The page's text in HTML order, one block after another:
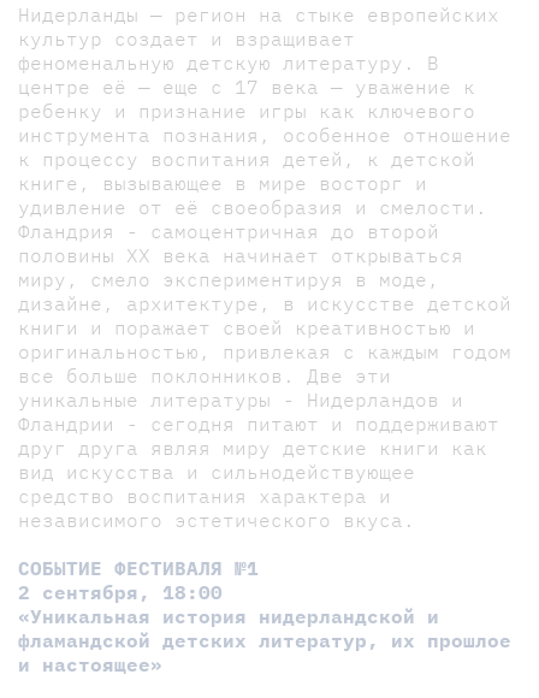
Нидерланды — регион на стыке европейских
культур создает и взращивает
феноменальную детскую литературу. В
центре её — еще с 17 века — уважение к
ребенку и признание игры как ключевого
инструмента познания, особенное отношение
к процессу воспитания детей, к детской
книге, вызывающее в мире восторг и
удивление от её своеобразия и смелости.
Фландрия - самоцентричная до второй
половины ХХ века начинает открываться
миру, смело экспериментируя в моде,
дизайне, архитектуре, в искусстве детской
книги и поражает своей креативностью и
оригинальностью, привлекая с каждым годом
все больше поклонников. Две эти
уникальные литературы - Нидерландов и
Фландрии - сегодня питают и поддерживают
друг друга являя миру детские книги как
вид искусства и сильнодействующее
средство воспитания характера и
независимого эстетического вкуса.
СОБЫТИЕ ФЕСТИВАЛЯ №1
2 сентября, 18:00
«Уникальная история нидерландской и
фламандской детских литератур, их прошлое
и настоящее»